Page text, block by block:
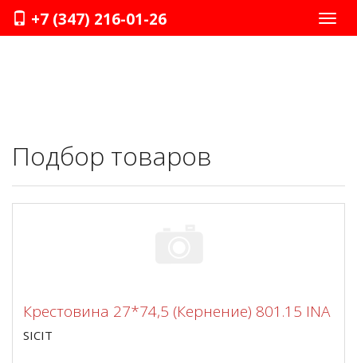
+7 (347) 216-01-26
Подбор товаров
Крестовина 27*74,5 (Кернение) 801.15 INA
SICIT